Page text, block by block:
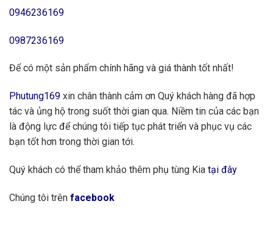
0946236169
0987236169
Để có một sản phẩm chính hãng và giá thành tốt nhất!
Phutung169 xin chân thành cảm ơn Quý khách hàng đã hợp
tác và ủng hộ trong suốt thời gian qua. Niềm tin của các bạn
là động lực để chúng tôi tiếp tục phát triển và phục vụ các
bạn tốt hơn trong thời gian tới.
Quý khách có thể tham khảo thêm phụ tùng Kia tại đây
Chúng tôi trên facebook